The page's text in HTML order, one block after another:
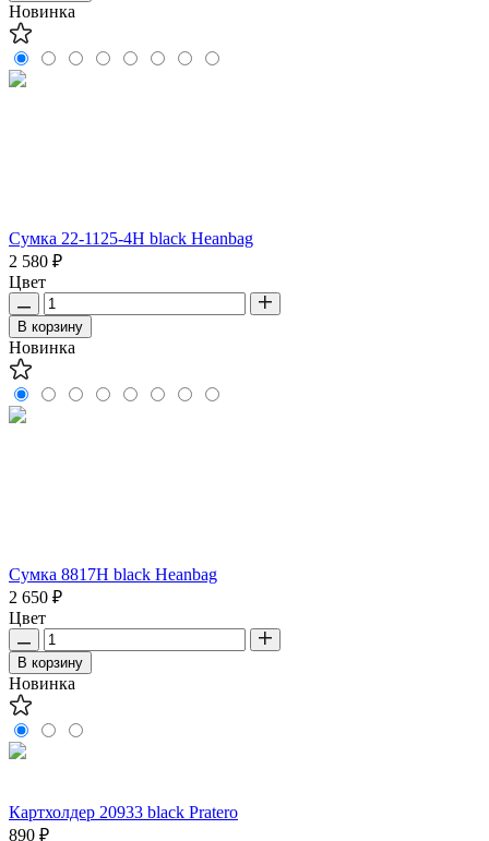
Новинка
Сумка 22-1125-4H black Heanbag
2 580 ₽
Цвет
В корзину
Новинка
Сумка 8817H black Heanbag
2 650 ₽
Цвет
В корзину
Новинка
Картхолдер 20933 black Pratero
890 ₽